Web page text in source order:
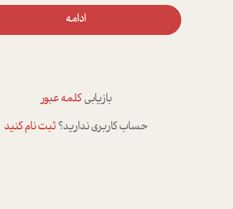
ادامه
بازیابیکلمه عبور
حساب کاربری ندارید؟ثبت نام کنید